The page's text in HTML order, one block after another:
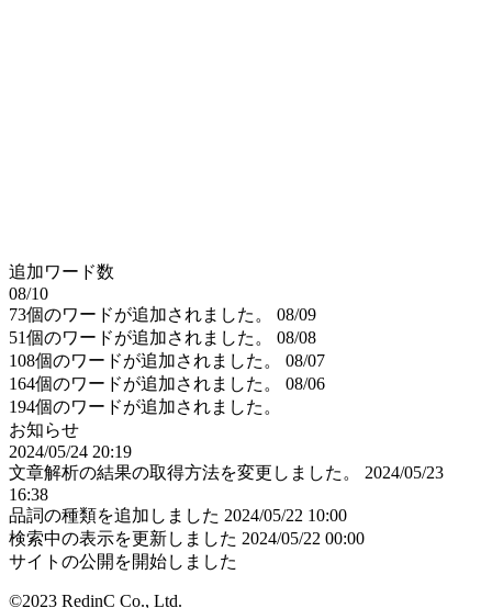
追加ワード数
08/10
73個のワードが追加されました。
08/09
51個のワードが追加されました。
08/08
108個のワードが追加されました。
08/07
164個のワードが追加されました。
08/06
194個のワードが追加されました。
お知らせ
2024/05/24 20:19
文章解析の結果の取得方法を変更しました。
2024/05/23
16:38
品詞の種類を追加しました 2024/05/22 10:00
検索中の表示を更新しました 2024/05/22 00:00
サイトの公開を開始しました
©2023 RedinC Co., Ltd.